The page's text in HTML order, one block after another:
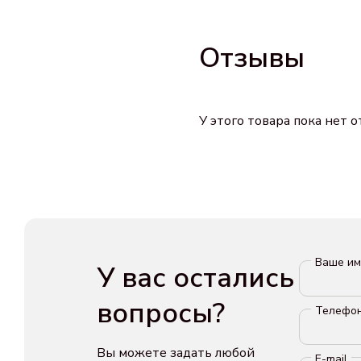
Отзывы
У этого товара пока нет
У вас остались
вопросы?
Вы можете задать любой
Ваше